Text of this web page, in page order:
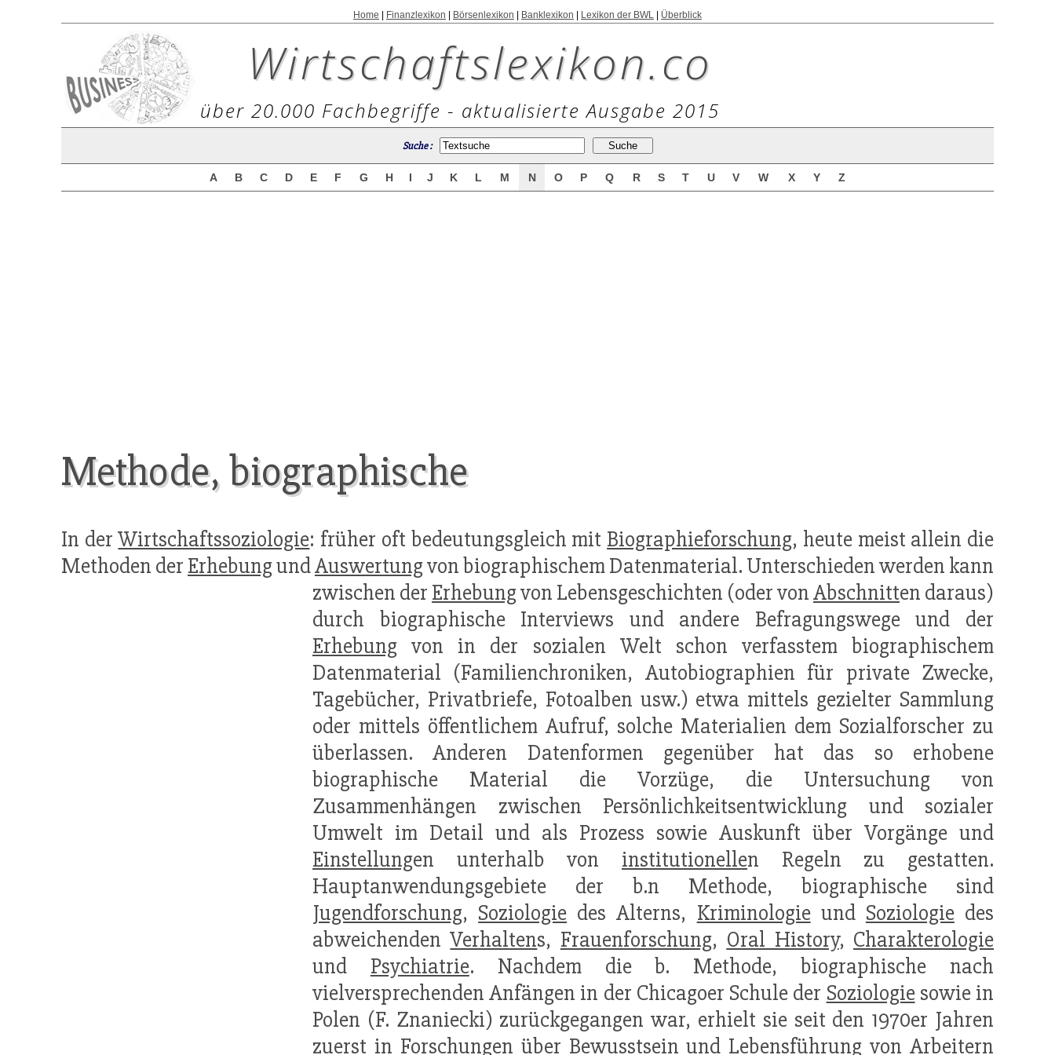
Home Finanzlexikon Börsenlexikon Banklexikon Lexikon der BWL Überblick
Wirtschaftslexikon.co
über 20.000 Fachbegriffe - aktualisierte Ausgabe 2015
Suche :
A B C D E F G H I J K L M N O P Q R S T U V W X Y Z
Methode, biographische
In derWirtschaftssoziologie: früher oft bedeutungsgleich mit Biographieforschung, heute meist allein die
Methoden der ErhebungundAuswertungvon biographischem Datenmaterial. Unterschieden werden kann
zwischen der Erhebungvon Lebensgeschichten (oder vonAbschnitten daraus)
durch biographische Interviews und andere Befragungswege und der
Erhebung von in der sozialen Welt schon verfasstem biographischem
Datenmaterial (Familienchroniken, Autobiographien für private Zwecke,
Tagebücher, Privatbriefe, Fotoalben usw.) etwa mittels gezielter Sammlung
oder mittels öffentlichem Aufruf, solche Materialien dem Sozialforscher zu
überlassen. Anderen Datenformen gegenüber hat das so erhobene
biographische Material die Vorzüge, die Untersuchung von
Zusammenhängen zwischen Persönlichkeitsentwicklung und sozialer
Umwelt im Detail und als Prozess sowie Auskunft über Vorgänge und
Einstellungen unterhalb von institutionellen Regeln zu gestatten.
Hauptanwendungsgebiete der b.n Methode, biographische sind
Jugendforschung, Soziologie des Alterns, Kriminologieund Soziologiedes
abweichendenVerhaltens, Frauenforschung, Oral History, Charakterologie
und Psychiatrie. Nachdem die b. Methode, biographische nach
vielversprechenden Anfängen in der Chicagoer Schule der Soziologiesowie in
Polen (F. Znaniecki) zurückgegangen war, erhielt sie seit den 1970er Jahren
zuerst in Forschungen über Bewusstsein und Lebensführung von Arbeitern